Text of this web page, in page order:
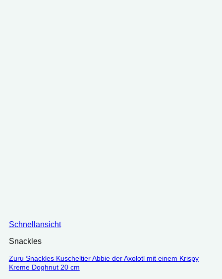
Schnellansicht
Snackles
Zuru Snackles Kuscheltier Abbie der Axolotl mit einem Krispy
Kreme Doghnut 20 cm